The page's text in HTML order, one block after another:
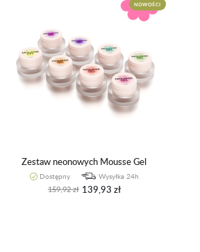
NOWOŚCI
Zestaw neonowych Mousse Gel
Dostępny Wysyłka 24h
159,92 zł 139,93 zł